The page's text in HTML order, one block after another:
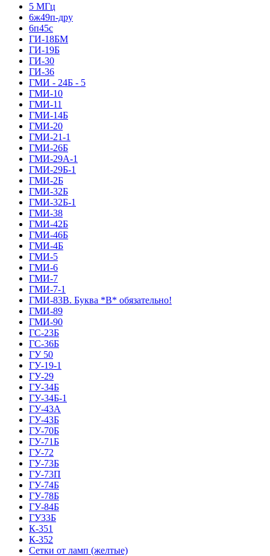
5 МГц
6ж49п-дру
6п45с
ГИ-18БМ
ГИ-19Б
ГИ-30
ГИ-36
ГМИ - 24Б - 5
ГМИ-10
ГМИ-11
ГМИ-14Б
ГМИ-20
ГМИ-21-1
ГМИ-26Б
ГМИ-29А-1
ГМИ-29Б-1
ГМИ-2Б
ГМИ-32Б
ГМИ-32Б-1
ГМИ-38
ГМИ-42Б
ГМИ-46Б
ГМИ-4Б
ГМИ-5
ГМИ-6
ГМИ-7
ГМИ-7-1
ГМИ-83В. Буква *В* обязательно!
ГМИ-89
ГМИ-90
ГС-23Б
ГС-36Б
ГУ 50
ГУ-19-1
ГУ-29
ГУ-34Б
ГУ-34Б-1
ГУ-43А
ГУ-43Б
ГУ-70Б
ГУ-71Б
ГУ-72
ГУ-73Б
ГУ-73П
ГУ-74Б
ГУ-78Б
ГУ-84Б
ГУ33Б
К-351
К-352
Сетки от ламп (желтые)